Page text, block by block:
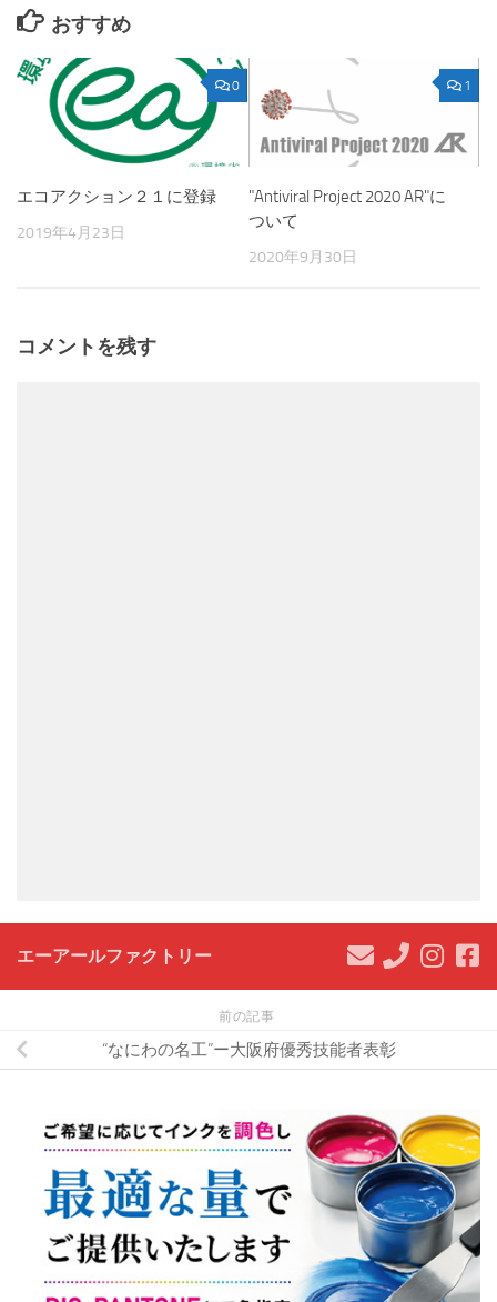
おすすめ
0
エコアクション２１に登録
2019年4月23日
1
"Antiviral Project 2020 AR"に
ついて
2020年9月30日
コメントを残す
エーアールファクトリー
前の記事
“なにわの名工”ー大阪府優秀技能者表彰